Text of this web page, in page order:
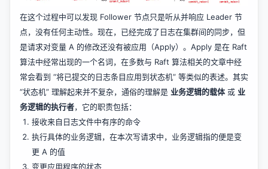
在这个过程中可以发现 Follower 节点只是听从并响应 Leader 节
点，没有任何主动性。现在，已经完成了日志在集群间的同步，但
是请求对变量 A 的修改还没有被应用（Apply）。Apply 是在 Raft
算法中经常出现的一个名词，在多数与 Raft 算法相关的文章中经
常会看到 “将已提交的日志条目应用到状态机” 等类似的表述。其实
“状态机” 理解起来并不复杂，通俗的理解是 业务逻辑的载体或 业
务逻辑的执行者，它的职责包括：
接收来自日志文件中有序的命令
执行具体的业务逻辑，在本次写请求中，业务逻辑指的便是变
更 A 的值
变更应用程序的状态